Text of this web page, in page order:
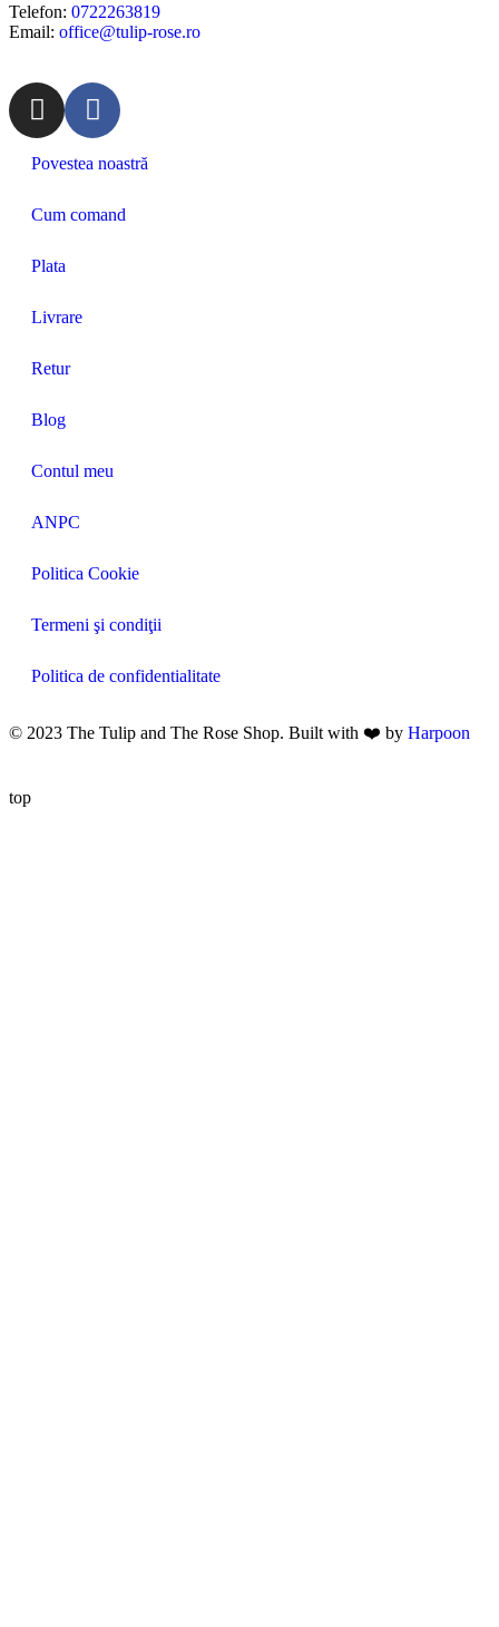
Telefon: 0722263819
Email: office@tulip-rose.ro
Povestea noastră
Cum comand
Plata
Livrare
Retur
Blog
Contul meu
ANPC
Politica Cookie
Termeni şi condiţii
Politica de confidentialitate
© 2023 The Tulip and The Rose Shop. Built with ❤️ by Harpoon
top